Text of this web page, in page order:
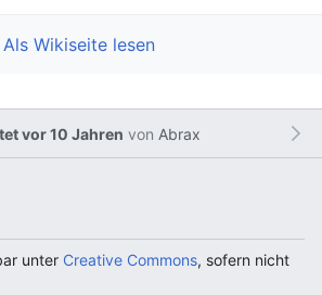
Als Wikiseite lesen
vor 10 Jahren von Abrax
unter Creative Commons, sofern nicht